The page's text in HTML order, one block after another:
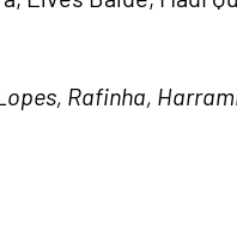
Rafinha,